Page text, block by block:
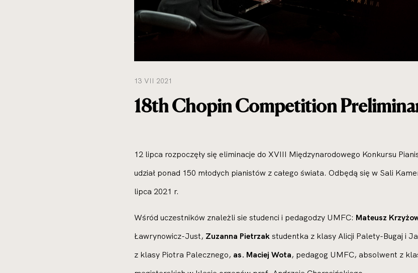
13 VII 2021
18th Chopin Competition
12 lipca rozpoczęły się eliminacje do XVIII Międzynarodowego Konkursu
udział ponad 150 młodych pianistów z całego świata. Odbędą się w Sali
lipca 2021 r.
Wśród uczestników znależli sie studenci i pedagodzy UMFC: Mateusz
Ławrynowicz-Just, Zuzanna Pietrzak studentka z klasy Alicji Palety-Bugaj i
z klasy Piotra Palecznego, as. Maciej Wota, pedagog UMFC, absolwent z